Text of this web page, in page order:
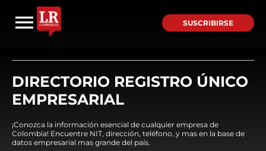
SUSCRIBIRSE
DIRECTORIO REGISTRO ÚNICO
EMPRESARIAL
¡Conozca la información esencial de cualquier empresa de
Colombia! Encuentre NIT, dirección, teléfono, y mas en la base de
datos empresarial mas grande del país.